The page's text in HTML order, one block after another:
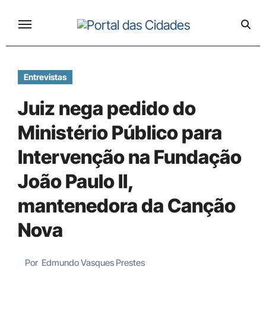
Entrevistas
Juiz nega pedido do
Ministério Público para
Intervenção na Fundação
João Paulo II,
mantenedora da Canção
Nova
Por Edmundo Vasques Prestes